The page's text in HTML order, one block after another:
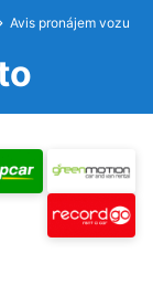
Avis pronájem vozu